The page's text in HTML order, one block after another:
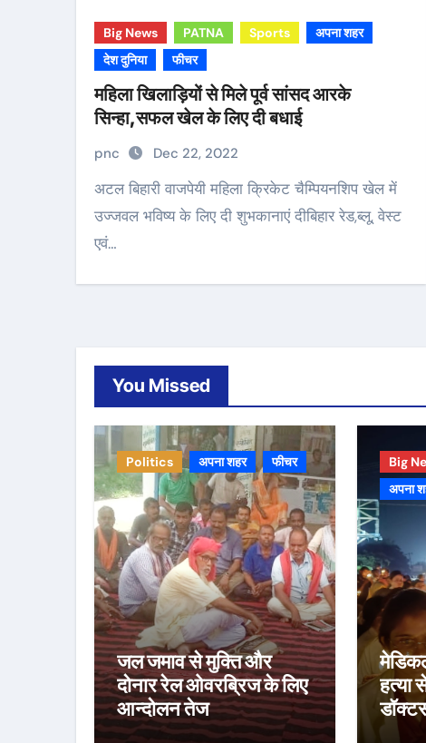
Big News PATNA Sports
अपना शहर
देश दुनिया
फीचर
महिला खिलाड़ियों से मिले पूर्व सांसद आरके
सिन्हा,सफल खेल के लिए दी बधाई
pnc Dec 22, 2022
अटल बिहारी वाजपेयी महिला क्रिकेट चैम्पियनशिप खेल में
उज्जवल भविष्य के लिए दी शुभकानाएं दीबिहार रेड,ब्लू, वेस्ट
एवं…
You Missed
Politics अपना शहर फीचर
जल जमाव से मुक्ति और
दोनार रेल ओवरब्रिज के लिए
आन्दोलन तेज
Big
अपना
हत्या